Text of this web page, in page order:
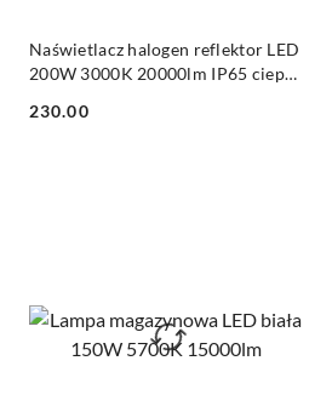
Naświetlacz halogen reflektor LED
200W 3000K 20000lm IP65 ciepła
Cena:
230.00